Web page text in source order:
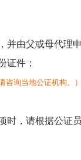
并由父或母代理申
证件；
咨询当地公证机构。）
时，请根据公证